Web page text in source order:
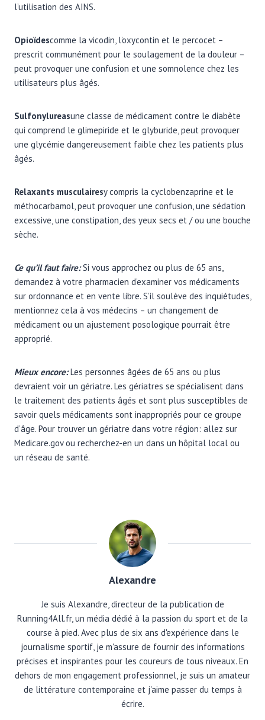
l’utilisation des AINS.
Opioïdescomme la vicodin, l’oxycontin et le percocet –
prescrit communément pour le soulagement de la douleur –
peut provoquer une confusion et une somnolence chez les
utilisateurs plus âgés.
Sulfonylureasune classe de médicament contre le diabète
qui comprend le glimepiride et le glyburide, peut provoquer
une glycémie dangereusement faible chez les patients plus
âgés.
Relaxants musculairesy compris la cyclobenzaprine et le
méthocarbamol, peut provoquer une confusion, une sédation
excessive, une constipation, des yeux secs et / ou une bouche
sèche.
Ce qu’il faut faire:Si vous approchez ou plus de 65 ans,
demandez à votre pharmacien d’examiner vos médicaments
sur ordonnance et en vente libre. S’il soulève des inquiétudes,
mentionnez cela à vos médecins – un changement de
médicament ou un ajustement posologique pourrait être
approprié.
Mieux encore:Les personnes âgées de 65 ans ou plus
devraient voir un gériatre. Les gériatres se spécialisent dans
le traitement des patients âgés et sont plus susceptibles de
savoir quels médicaments sont inappropriés pour ce groupe
d’âge. Pour trouver un gériatre dans votre région: allez sur
Medicare.gov ou recherchez-en un dans un hôpital local ou
un réseau de santé.
Alexandre
Je suis Alexandre, directeur de la publication de
Running4All.fr, un média dédié à la passion du sport et de la
course à pied. Avec plus de six ans d'expérience dans le
journalisme sportif, je m'assure de fournir des informations
précises et inspirantes pour les coureurs de tous niveaux. En
dehors de mon engagement professionnel, je suis un amateur
de littérature contemporaine et j'aime passer du temps à
écrire.